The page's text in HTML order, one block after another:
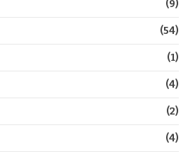
(9)
(54)
(1)
(4)
(2)
(4)